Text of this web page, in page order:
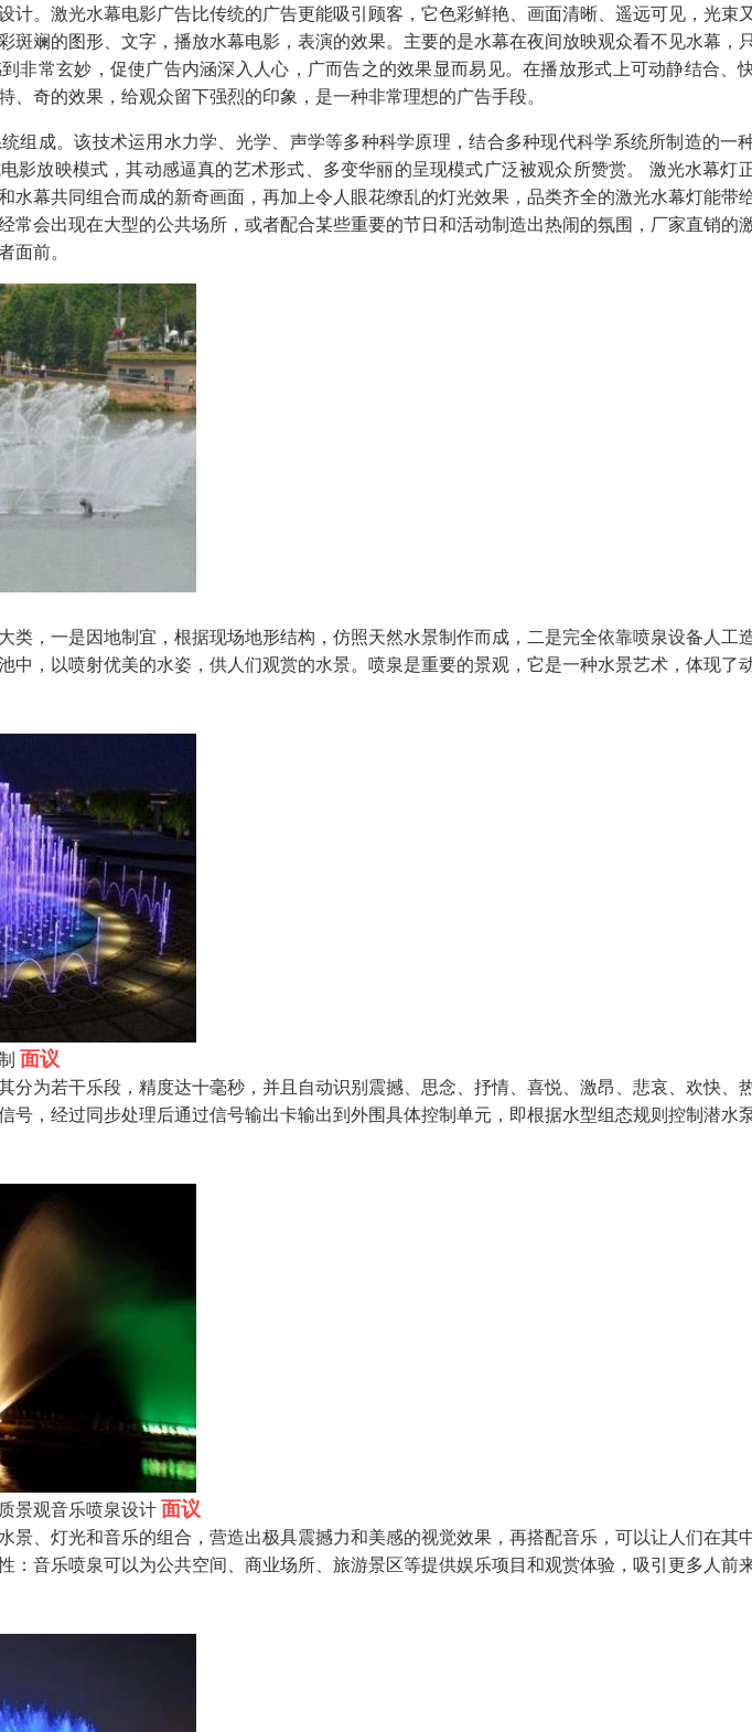
计。激光水幕电影广告比传统的广告更能吸引顾客，它色彩鲜艳、画面清晰、遥远可见，光束
斑斓的图形、文字，播放水幕电影，表演的效果。主要的是水幕在夜间放映观众看不见水幕，
非常玄妙，促使广告内涵深入人心，广而告之的效果显而易见。在播放形式上可动静结合、
、奇的效果，给观众留下强烈的印象，是一种非常理想的广告手段。
组成。该技术运用水力学、光学、声学等多种科学原理，结合多种现代科学系统所制造的一
影放映模式，其动感逼真的艺术形式、多变华丽的呈现模式广泛被观众所赞赏。 激光水幕灯
水幕共同组合而成的新奇画面，再加上令人眼花缭乱的灯光效果，品类齐全的激光水幕灯能带
常会出现在大型的公共场所，或者配合某些重要的节日和活动制造出热闹的氛围，厂家直销的
面前。
，一是因地制宜，根据现场地形结构，仿照天然水景制作而成，二是完全依靠喷泉设备人工
中，以喷射优美的水姿，供人们观赏的水景。喷泉是重要的景观，它是一种水景艺术，体现了
面议
分为若干乐段，精度达十毫秒，并且自动识别震撼、思念、抒情、喜悦、激昂、悲哀、欢快、
号，经过同步处理后通过信号输出卡输出到外围具体控制单元，即根据水型组态规则控制潜水
景观音乐喷泉设计面议
景、灯光和音乐的组合，营造出极具震撼力和美感的视觉效果，再搭配音乐，可以让人们在其
：音乐喷泉可以为公共空间、商业场所、旅游景区等提供娱乐项目和观赏体验，吸引更多人前